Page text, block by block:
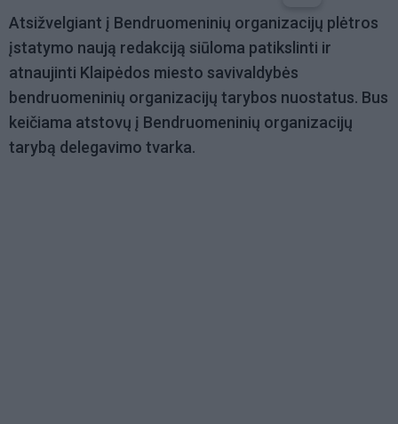
Atsižvelgiant į Bendruomeninių organizacijų plėtros
įstatymo naują redakciją siūloma patikslinti ir
atnaujinti Klaipėdos miesto savivaldybės
bendruomeninių organizacijų tarybos nuostatus. Bus
keičiama atstovų į Bendruomeninių organizacijų
tarybą delegavimo tvarka.